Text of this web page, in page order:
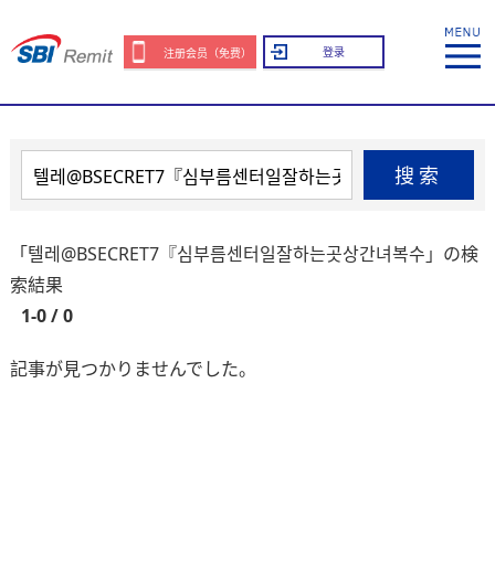
注册会员（免费） 登录
搜索
「텔레@BSECRET7『심부름센터일잘하는곳상간녀복수」の検
索結果
1-0 / 0
記事が見つかりませんでした。